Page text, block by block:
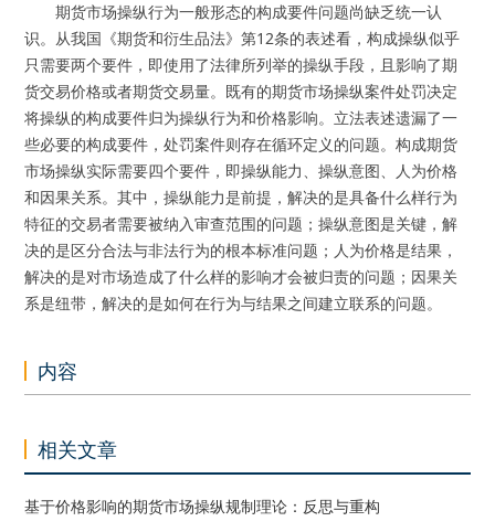
期货市场操纵行为一般形态的构成要件问题尚缺乏统一认
识。从我国《期货和衍生品法》第12条的表述看，构成操纵似乎
只需要两个要件，即使用了法律所列举的操纵手段，且影响了期
货交易价格或者期货交易量。既有的期货市场操纵案件处罚决定
将操纵的构成要件归为操纵行为和价格影响。立法表述遗漏了一
些必要的构成要件，处罚案件则存在循环定义的问题。构成期货
市场操纵实际需要四个要件，即操纵能力、操纵意图、人为价格
和因果关系。其中，操纵能力是前提，解决的是具备什么样行为
特征的交易者需要被纳入审查范围的问题；操纵意图是关键，解
决的是区分合法与非法行为的根本标准问题；人为价格是结果，
解决的是对市场造成了什么样的影响才会被归责的问题；因果关
系是纽带，解决的是如何在行为与结果之间建立联系的问题。
内容
相关文章
基于价格影响的期货市场操纵规制理论：反思与重构